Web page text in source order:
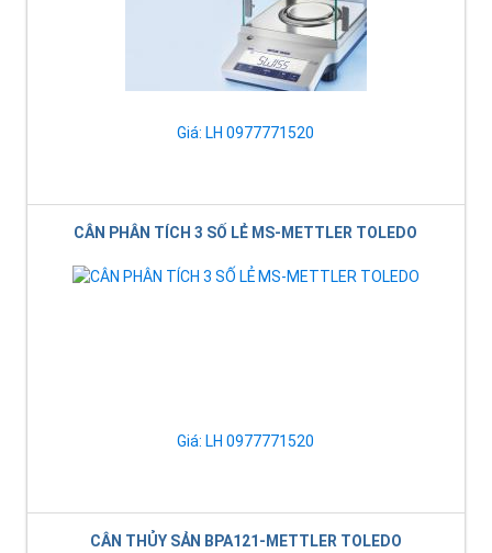
Giá: LH 0977771520
CÂN PHÂN TÍCH 3 SỐ LẺ MS-METTLER TOLEDO
Giá: LH 0977771520
CÂN THỦY SẢN BPA121-METTLER TOLEDO